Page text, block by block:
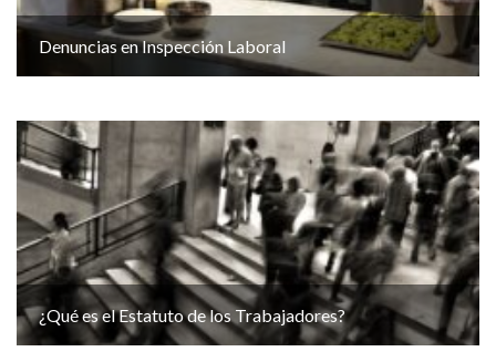
Denuncias en Inspección Laboral
¿Qué es el Estatuto de los Trabajadores?